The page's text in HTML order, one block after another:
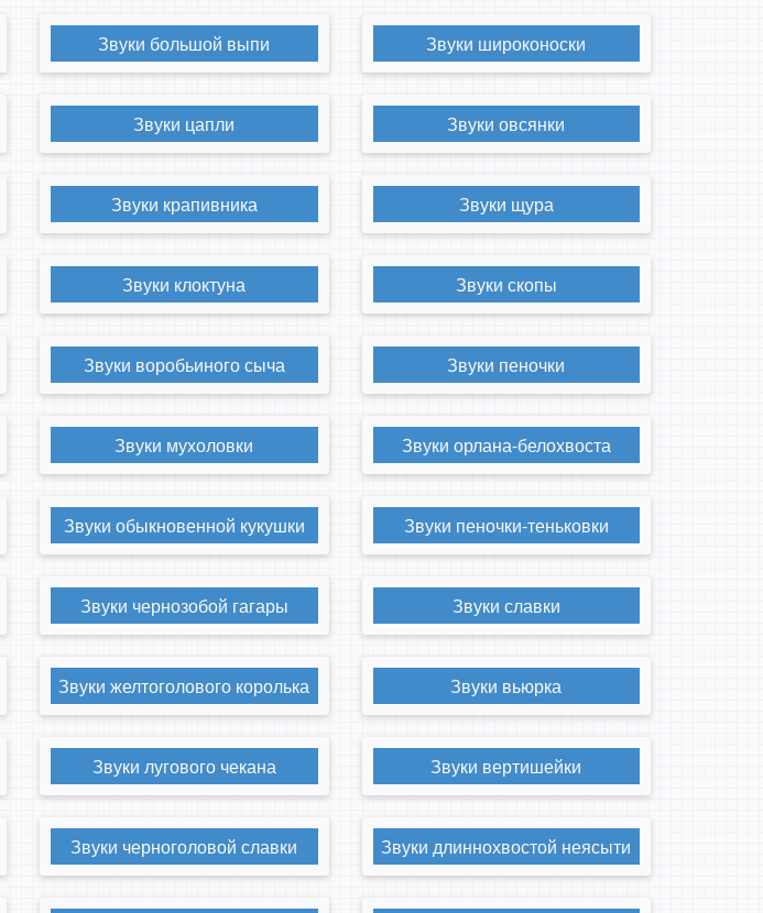
Звуки большой выпи Звуки широконоски
Звуки цапли Звуки овсянки
Звуки крапивника Звуки щура
Звуки клоктуна Звуки скопы
Звуки воробьиного сыча Звуки пеночки
Звуки мухоловки Звуки орлана-белохвоста
Звуки обыкновенной кукушки Звуки пеночки-теньковки
Звуки чернозобой гагары Звуки славки
Звуки желтоголового королька Звуки вьюрка
Звуки лугового чекана Звуки вертишейки
Звуки черноголовой славки Звуки длиннохвостой неясыти